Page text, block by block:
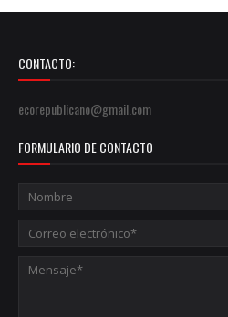
CONTACTO:
ecorepublicano@gmail.com
FORMULARIO DE CONTACTO